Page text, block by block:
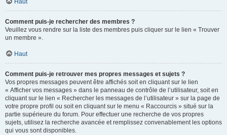
Haut
Comment puis-je rechercher des membres ?
Veuillez vous rendre sur la liste des membres puis cliquer sur le lien « Trouver
un membre ».
Haut
Comment puis-je retrouver mes propres messages et sujets ?
Vos propres messages peuvent être affichés soit en cliquant sur le lien
« Afficher vos messages » dans le panneau de contrôle de l’utilisateur, soit en
cliquant sur le lien « Rechercher les messages de l’utilisateur » sur la page de
votre propre profil ou soit en cliquant sur le menu « Raccourcis » situé sur la
partie supérieure du forum. Pour effectuer une recherche de vos propres
sujets, utilisez la recherche avancée et remplissez convenablement les options
qui vous sont disponibles.